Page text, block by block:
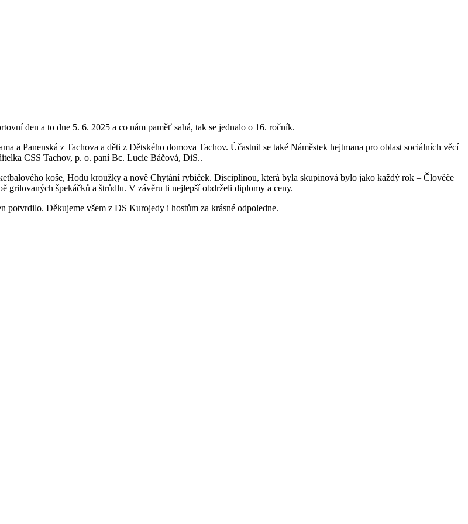
den a to dne 5. 6. 2025 a co nám paměť sahá, tak se jednalo o 16. ročník.
a Panenská z Tachova a děti z Dětského domova Tachov. Účastnil se také Náměstek hejtmana pro oblast sociálních věcí
CSS Tachov, p. o. paní Bc. Lucie Báčová, DiS..
koše, Hodu kroužky a nově Chytání rybiček. Disciplínou, která byla skupinová bylo jako každý rok – Člověče
grilovaných špekáčků a štrůdlu. V závěru ti nejlepší obdrželi diplomy a ceny.
potvrdilo. Děkujeme všem z DS Kurojedy i hostům za krásné odpoledne.